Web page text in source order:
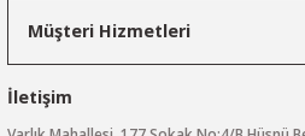
Müşteri Hizmetleri
İletişim